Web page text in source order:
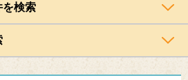
検索
を検索